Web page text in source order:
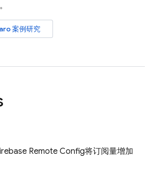
案例研究
Remote Config将订阅量增加